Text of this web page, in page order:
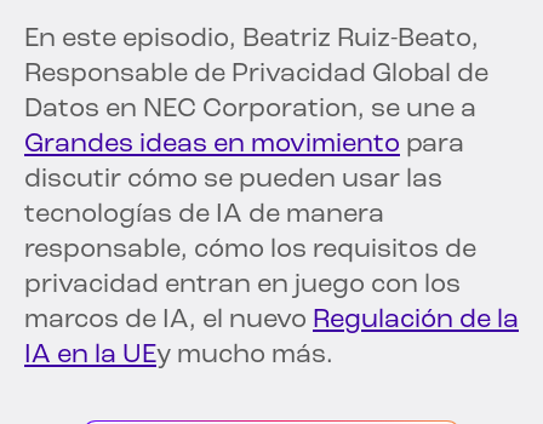
En este episodio, Beatriz Ruiz-Beato,
Responsable de Privacidad Global de
Datos en NEC Corporation, se une a
Grandes ideas en movimiento para
discutir cómo se pueden usar las
tecnologías de IA de manera
responsable, cómo los requisitos de
privacidad entran en juego con los
marcos de IA, el nuevo Regulación de la
IA en la UEy mucho más.